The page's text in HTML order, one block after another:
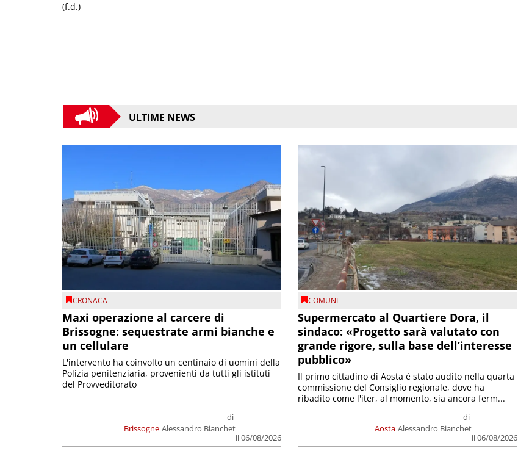
(f.d.)
ULTIME NEWS
CRONACA
Maxi operazione al carcere di
Brissogne: sequestrate armi bianche e
un cellulare
Brissogne
di
Alessandro Bianchet
il 06/08/2026
L'intervento ha coinvolto un centinaio di uomini della
Polizia penitenziaria, provenienti da tutti gli istituti
del Provveditorato
COMUNI
Supermercato al Quartiere Dora, il
sindaco: «Progetto sarà valutato con
grande rigore, sulla base dell’interesse
pubblico»
Aosta
di
Alessandro Bianchet
il 06/08/2026
Il primo cittadino di Aosta è stato audito nella quarta
commissione del Consiglio regionale, dove ha
ribadito come l'iter, al momento, sia ancora ferm...